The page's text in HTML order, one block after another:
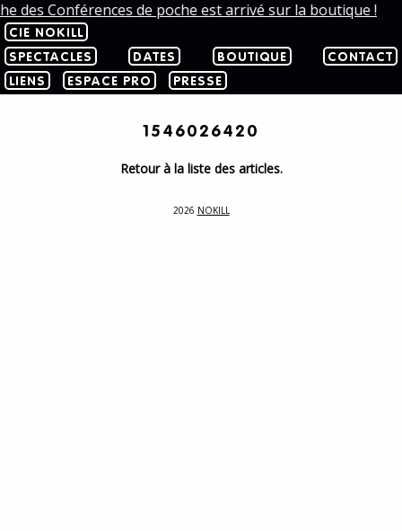
des Conférences de poche est arrivé sur la boutique !
CIE NOKILL
SPECTACLES
DATES BOUTIQUE
CONTACT
LIENS
ESPACE PRO PRESSE
1546026420
Retour à la liste des articles.
2026 NOKILL